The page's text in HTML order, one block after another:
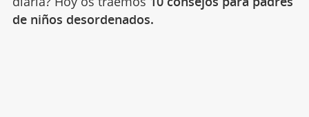
de niños desordenados.